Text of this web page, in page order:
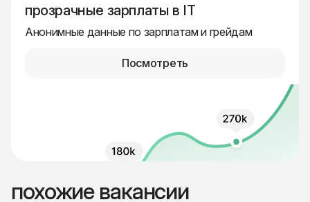
прозрачные зарплаты в IT
Анонимные данные по зарплатам и грейдам
Посмотреть
похожие вакансии